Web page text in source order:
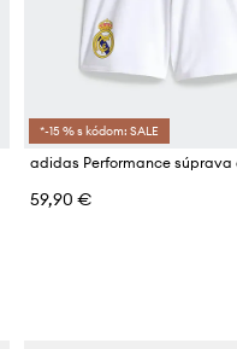
*-15 % s kódom: SALE
59,90 €